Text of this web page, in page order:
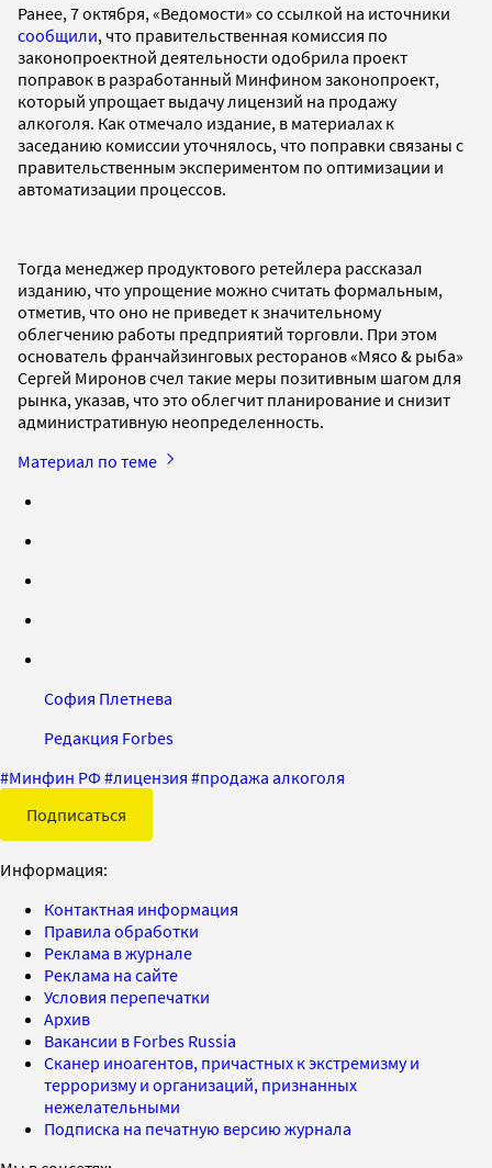
Ранее, 7 октября, «Ведомости» со ссылкой на источники
сообщили, что правительственная комиссия по
законопроектной деятельности одобрила проект
поправок в разработанный Минфином законопроект,
который упрощает выдачу лицензий на продажу
алкоголя. Как отмечало издание, в материалах к
заседанию комиссии уточнялось, что поправки связаны с
правительственным экспериментом по оптимизации и
автоматизации процессов.
Тогда менеджер продуктового ретейлера рассказал
изданию, что упрощение можно считать формальным,
отметив, что оно не приведет к значительному
облегчению работы предприятий торговли. При этом
основатель франчайзинговых ресторанов «Мясо & рыба»
Сергей Миронов счел такие меры позитивным шагом для
рынка, указав, что это облегчит планирование и снизит
административную неопределенность.
Материал по теме
София Плетнева
Редакция Forbes
#Минфин РФ #лицензия #продажа алкоголя
Подписаться
Информация:
Контактная информация
Правила обработки
Реклама в журнале
Реклама на сайте
Условия перепечатки
Архив
Вакансии в Forbes Russia
Сканер иноагентов, причастных к экстремизму и
терроризму и организаций, признанных
нежелательными
Подписка на печатную версию журнала